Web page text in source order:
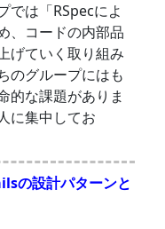
では「RSpecによ
、コードの内部品
げていく取り組み
のグループにはも
的な課題がありま
に集中してお
の設計パターンと